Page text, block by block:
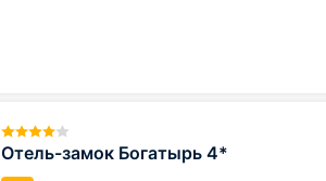
Отель-замок Богатырь 4*